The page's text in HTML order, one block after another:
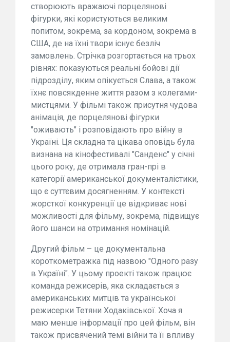
створюють вражаючі порцелянові
фігурки, які користуються великим
попитом, зокрема, за кордоном, зокрема в
США, де на їхні твори існує безліч
замовлень. Стрічка розгортається на трьох
рівнях: показуються реальні бойові дії
підрозділу, яким опікується Слава, а також
їхнє повсякденне життя разом з колегами-
мистцями. У фільмі також присутня чудова
анімація, де порцелянові фігурки
"оживають" і розповідають про війну в
Україні. Ця складна та цікава оповідь була
визнана на кінофестивалі "Санденс" у січні
цього року, де отримала гран-прі в
категорії американської документалістики,
що є суттєвим досягненням. У контексті
жорсткої конкуренції це відкриває нові
можливості для фільму, зокрема, підвищує
його шанси на отримання номінацій.
Другий фільм – це документальна
короткометражка під назвою "Одного разу
в Україні". У цьому проекті також працює
команда режисерів, яка складається з
американських митців та української
режисерки Тетяни Ходаківської. Хоча я
маю менше інформації про цей фільм, він
також присвячений темі війни та її впливу